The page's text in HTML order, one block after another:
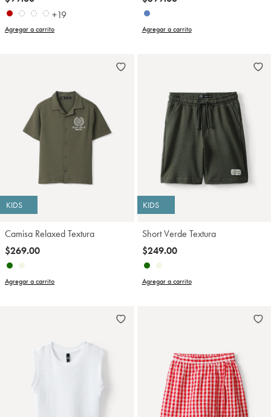
+19
Agregar a carrito Agregar a carrito
KIDS
Camisa Relaxed Textura
$269.00
Agregar a carrito
KIDS
Short Verde Textura
$249.00
Agregar a carrito